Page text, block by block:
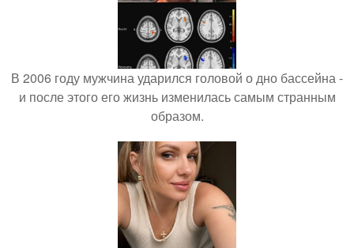
В 2006 году мужчина ударился головой о дно бассейна -
и после этого его жизнь изменилась самым странным
образом.